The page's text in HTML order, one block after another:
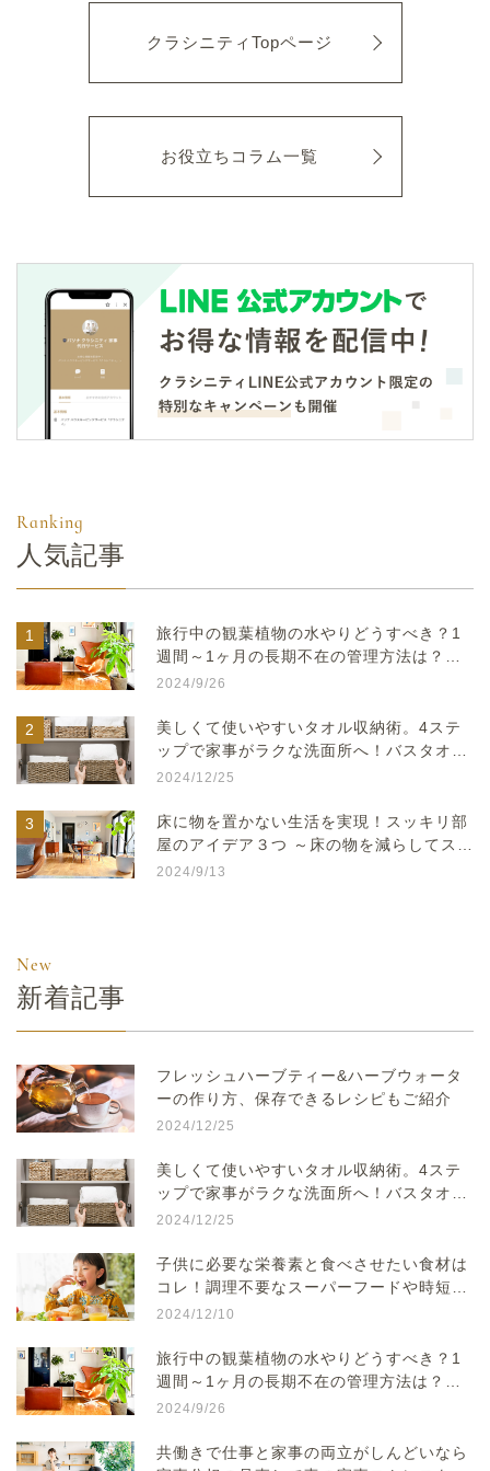
クラシニティTopページ
お役立ちコラム一覧
人気記事
旅行中の観葉植物の水やりどうすべき？1
週間～1ヶ月の長期不在の管理方法は？留
守中に自動で鉢植えに水やりができる便利
2024/9/26
美しくて使いやすいタオル収納術。4ステ
ップで家事がラクな洗面所へ！バスタオル
が取りやすい収納方法のアイデアに&ハー
もご紹介
2024/12/25
床に物を置かない生活を実現！スッキリ部
屋のアイデア３つ ～床の物を減らしてスッ
キリ暮らす工夫と収納方法とは？～
2024/9/13
新着記事
フレッシュハーブティー&ハーブウォータ
ーの作り方、保存できるレシピもご紹介
2024/12/25
美しくて使いやすいタオル収納術。4ステ
ップで家事がラクな洗面所へ！バスタオル
が取りやすい収納方法のアイデアに
2024/12/25
子供に必要な栄養素と食べさせたい食材は
コレ！調理不要なスーパーフードや時短レ
シピをご紹介
2024/12/10
旅行中の観葉植物の水やりどうすべき？1
週間～1ヶ月の長期不在の管理方法は？留
守中に自動で鉢植えに水やりができる便利
2024/9/26
共働きで仕事と家事の両立がしんどいなら